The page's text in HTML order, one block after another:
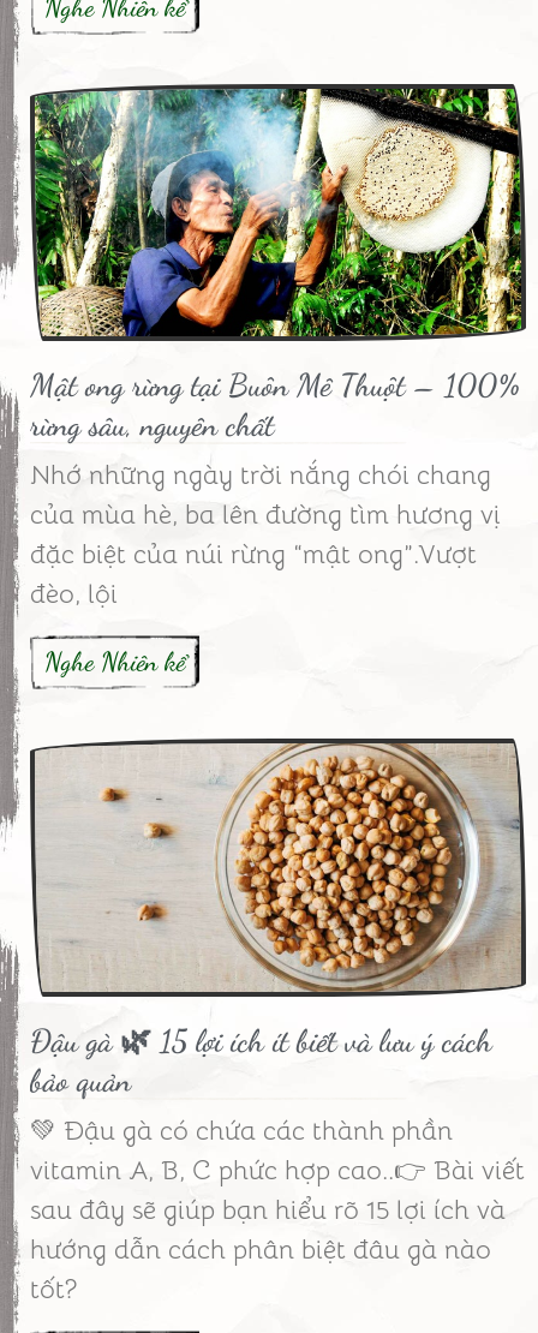
Nghe Nhiên kể
Mật ong rừng tại Buôn Mê Thuột – 100%
rừng sâu, nguyên chất
Nhớ những ngày trời nắng chói chang
của mùa hè, ba lên đường tìm hương vị
đặc biệt của núi rừng “mật ong”.Vượt
đèo, lội
Nghe Nhiên kể
Đậu gà 🌿 15 lợi ích ít biết và lưu ý cách
bảo quản
💚 Đậu gà có chứa các thành phần
vitamin A, B, C phức hợp cao..👉 Bài viết
sau đây sẽ giúp bạn hiểu rõ 15 lợi ích và
hướng dẫn cách phân biệt đâu gà nào
tốt?